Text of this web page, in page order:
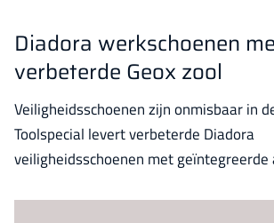
Diadora werkschoenen
verbeterde Geox zool
Veiligheidsschoenen zijn onmisbaar in
Toolspecial levert verbeterde Diadora
veiligheidsschoenen met geïntegreerde